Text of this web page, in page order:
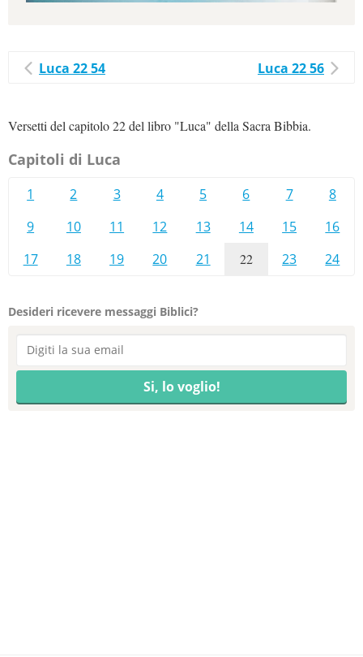
Luca 22 54 Luca 22 56
Versetti del capitolo 22 del libro "Luca" della Sacra Bibbia.
Capitoli di Luca
1 2 3 4 5 6 7
8
9
10 11 12 13 14 15
16
17
18 19 20 21 22 23 24
Desideri ricevere messaggi Biblici?